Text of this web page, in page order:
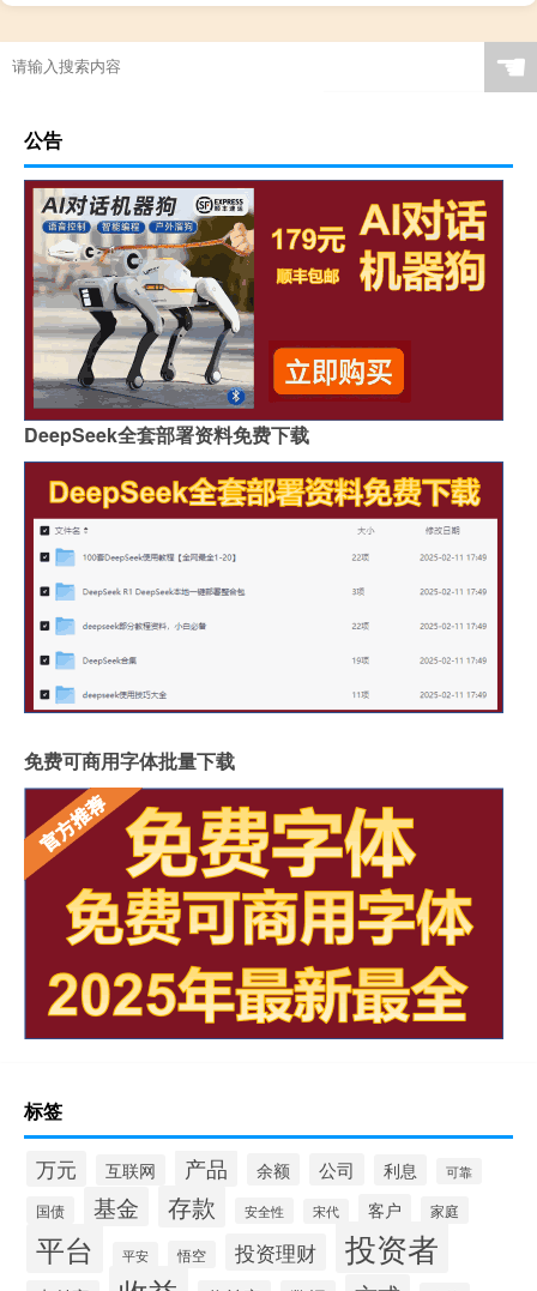
☚
公告
DeepSeek全套部署资料免费下载
免费可商用字体批量下载
标签
万元 互联网 产品 余额 公司 利息 可靠
国债 基金 存款 安全性 宋代 客户 家庭
平台 平安 悟空 投资理财 投资者